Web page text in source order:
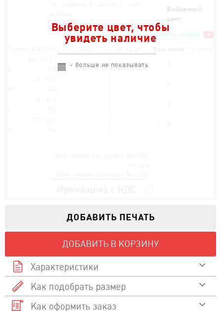
Выберите цвет, чтобы
увидеть наличие
- больше не показывать
*Отклонения +/- 2см
Выбранный
цвет:
Как подобрать размер
ДОБАВИТЬ ПЕЧАТЬ
ДОБАВИТЬ В КОРЗИНУ
Характеристики
Состав 100 % полиэстер
Как подобрать размер
Как оформить заказ